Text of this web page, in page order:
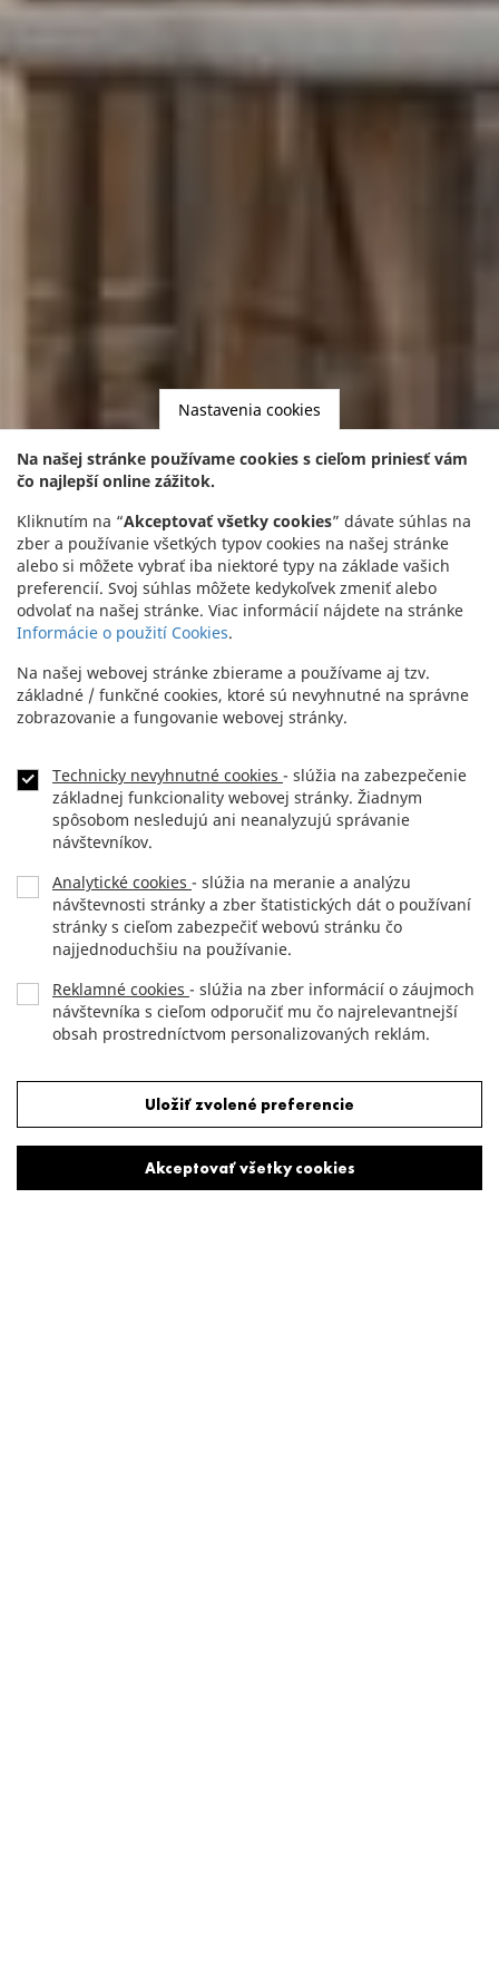
Nastavenia cookies
Na našej stránke používame cookies s cieľom priniesť vám
čo najlepší online zážitok.
Kliknutím na “Akceptovať všetky cookies” dávate súhlas na
zber a používanie všetkých typov cookies na našej stránke
alebo si môžete vybrať iba niektoré typy na základe vašich
preferencií. Svoj súhlas môžete kedykoľvek zmeniť alebo
odvolať na našej stránke. Viac informácií nájdete na stránke
Informácie o použití Cookies.
Na našej webovej stránke zbierame a používame aj tzv.
základné / funkčné cookies, ktoré sú nevyhnutné na správne
zobrazovanie a fungovanie webovej stránky.
Technicky nevyhnutné cookies - slúžia na zabezpečenie
základnej funkcionality webovej stránky. Žiadnym
spôsobom nesledujú ani neanalyzujú správanie
návštevníkov.
Analytické cookies - slúžia na meranie a analýzu
návštevnosti stránky a zber štatistických dát o používaní
stránky s cieľom zabezpečiť webovú stránku čo
najjednoduchšiu na používanie.
Reklamné cookies - slúžia na zber informácií o záujmoch
návštevníka s cieľom odporučiť mu čo najrelevantnejší
obsah prostredníctvom personalizovaných reklám.
Uložiť zvolené preferencie
Akceptovať všetky cookies
Odmietnuť všetky cookies